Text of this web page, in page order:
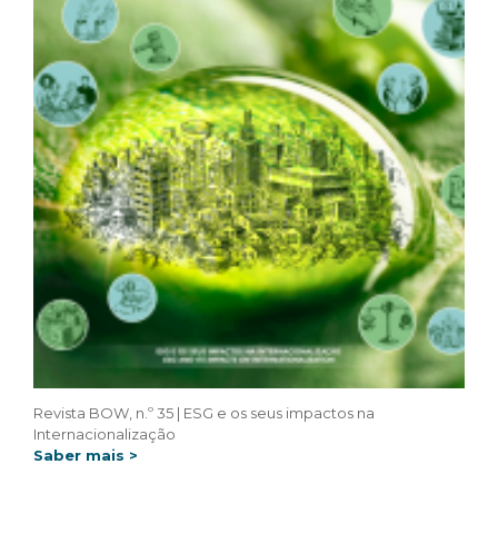
Revista BOW, n.º 35 | ESG e os seus impactos na
Internacionalização
Saber mais >